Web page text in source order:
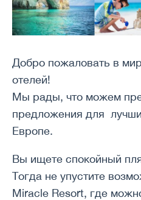
Добро пожаловать в
отелей!
Мы рады, что можем
предложения для
Европе.
Вы ищете спокойный
Тогда не упустите
Miracle Resort, где